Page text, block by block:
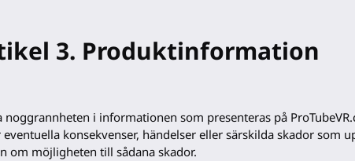
3. Produktinformation
i informationen som presenteras på
konsekvenser, händelser eller särskilda skador som
om möjligheten till sådana skador.